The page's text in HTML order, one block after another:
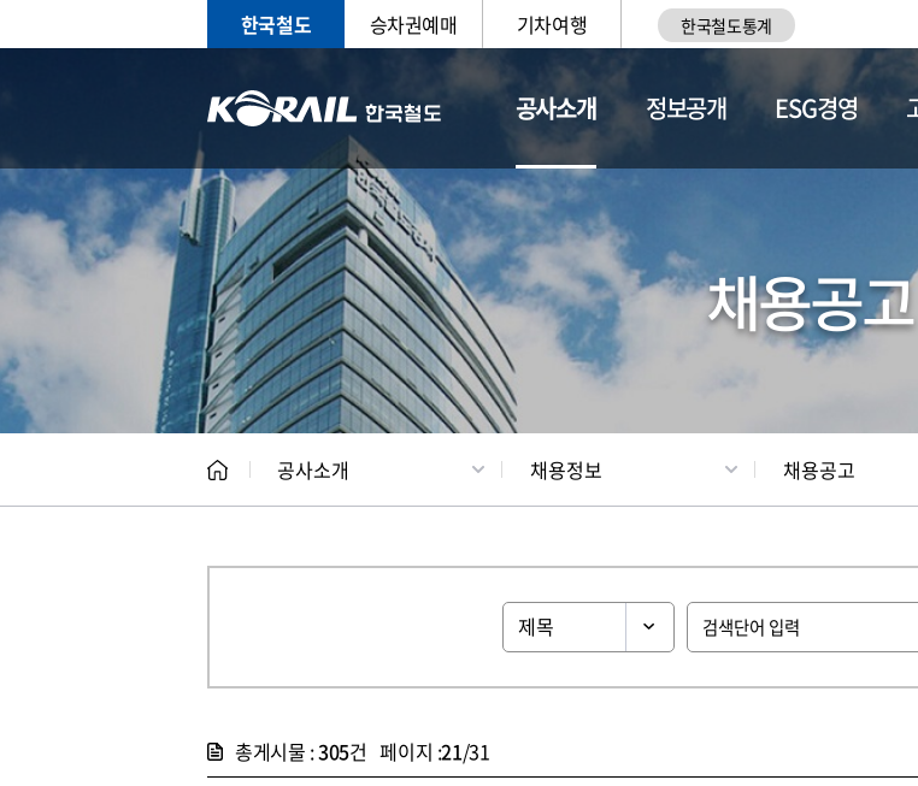
한국철도 승차권예매 기차여행 한국철도통계
공사소개
CEO 일반현황
정보공개 ESG경영
채용공고
공사소개 채용정보 채용공고
총게시물 :305건 페이지 :21/31